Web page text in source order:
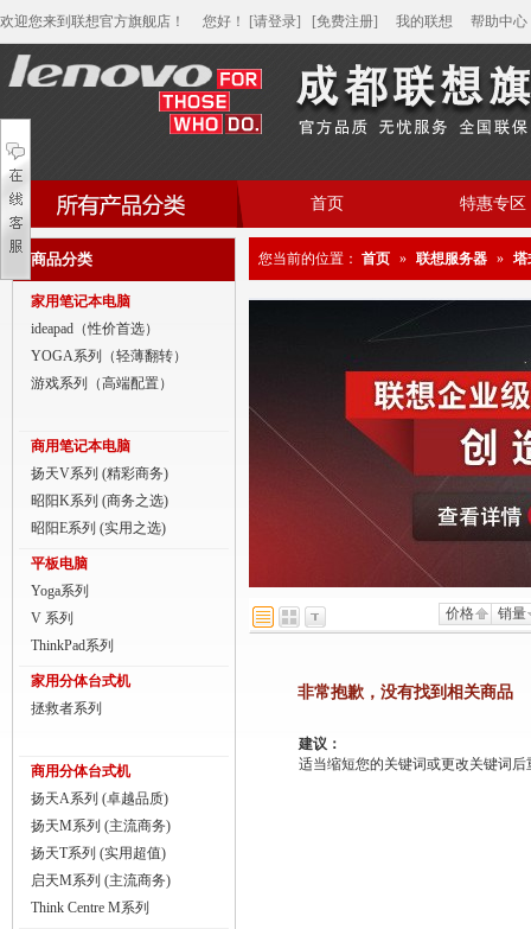
欢迎您来到联想官方旗舰店！ 您好 ！ [请登录] [免费注册] 我的联想 帮助中心
家用笔记本电脑
商用笔记本电脑
平板电脑
商用分体台式机
家用一体台式机
ThinkPad
ThinkStation工作站
联想服务器
首页 特惠专区
帮助中心
商品分类
家用笔记本电脑
ideapad（性价首选）
YOGA系列（轻薄翻转）
游戏系列（高端配置）
商用笔记本电脑
扬天V系列 (精彩商务)
昭阳K系列 (商务之选)
昭阳E系列 (实用之选)
平板电脑
Yoga系列
V 系列
ThinkPad系列
家用分体台式机
拯救者系列
商用分体台式机
扬天A系列 (卓越品质)
扬天M系列 (主流商务)
扬天T系列 (实用超值)
启天M系列 (主流商务)
Think Centre M系列
您当前的位置： 首页 » 联想服务器 » 塔
价格 销量
非常抱歉，没有找到相关商品
建议：
适当缩短您的关键词或更改关键词后